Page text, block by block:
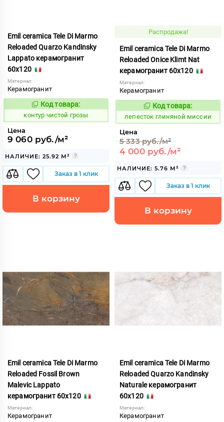
Emil ceramica Tele Di Marmo
Reloaded Quarzo Kandinsky
Lappato керамогранит
60x120
Материал:
Керамогранит
764519
Код товара:
контур чистой грозы
Цена
9 060 руб./м²
НАЛИЧИЕ: 25.92 М²
Заказ в 1 клик
В корзину
Распродажа!
Emil ceramica Tele Di Marmo
Reloaded Onice Klimt Nat
керамогранит 60x120
Материал:
Керамогранит
861552
Код товара:
лепесток глиняной миссии
Цена
5 333 руб./м²
4 000 руб./м²
НАЛИЧИЕ: 5.76 М²
Заказ в 1 клик
В корзину
Emil ceramica Tele Di Marmo
Reloaded Fossil Brown
Malevic Lappato
керамогранит 60x120
Материал:
Керамогранит
Emil ceramica Tele Di Marmo
Reloaded Quarzo Kandinsky
Naturale керамогранит
60x120
Материал:
Керамогранит